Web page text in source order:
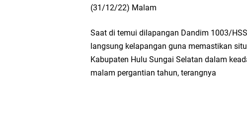
(31/12/22) Malam
Saat di temui dilapangan Dandim 1003/
langsung kelapangan guna memastikan
Kabupaten Hulu Sungai Selatan dalam
malam pergantian tahun, terangnya